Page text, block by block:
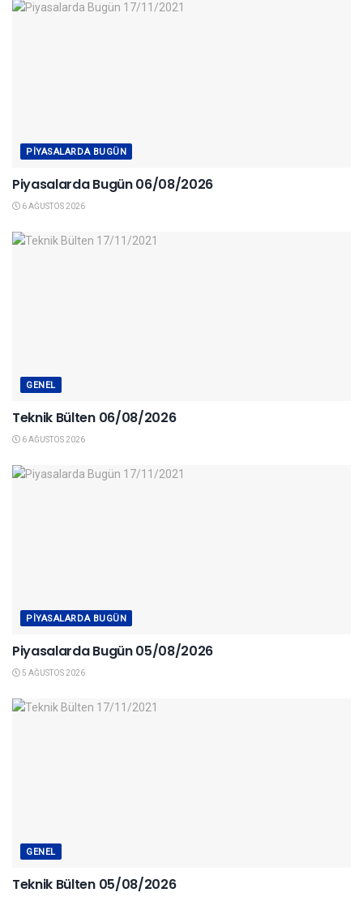
PIYASALARDA BUGÜN
Piyasalarda Bugün 06/08/2026
6 AĞUSTOS 2026
GENEL
Teknik Bülten 06/08/2026
6 AĞUSTOS 2026
PIYASALARDA BUGÜN
Piyasalarda Bugün 05/08/2026
5 AĞUSTOS 2026
GENEL
Teknik Bülten 05/08/2026